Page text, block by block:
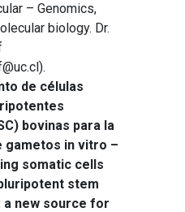
– Genomics,
biology. Dr.
de células
bovinas para la
gametos in vitro –
somatic cells
stem
a new source for